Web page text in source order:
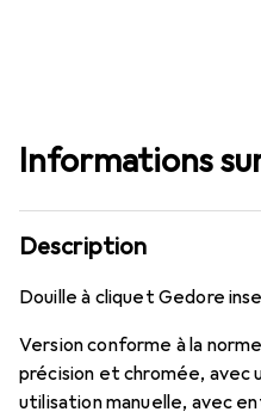
Informations
Description
Douille à cliquet Gedore
Version conforme à la
précision et chromée, avec
utilisation manuelle, avec